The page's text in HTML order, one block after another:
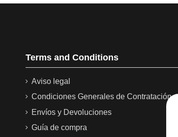
Terms and Conditions
Aviso legal
Condiciones Generales de Contratación
Envíos y Devoluciones
Guía de compra